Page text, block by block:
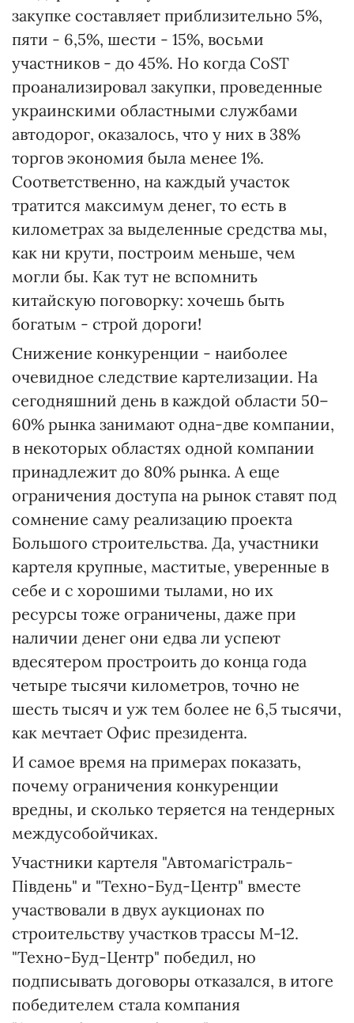
закупке составляет приблизительно 5%,
пяти - 6,5%, шести - 15%, восьми
участников - до 45%. Но когда CoST
проанализировал закупки, проведенные
украинскими областными службами
автодорог, оказалось, что у них в 38%
торгов экономия была менее 1%.
Соответственно, на каждый участок
тратится максимум денег, то есть в
километрах за выделенные средства мы,
как ни крути, построим меньше, чем
могли бы. Как тут не вспомнить
китайскую поговорку: хочешь быть
богатым - строй дороги!
Снижение конкуренции - наиболее
очевидное следствие картелизации. На
сегодняшний день в каждой области 50–
60% рынка занимают одна-две компании,
в некоторых областях одной компании
принадлежит до 80% рынка. А еще
ограничения доступа на рынок ставят под
сомнение саму реализацию проекта
Большого строительства. Да, участники
картеля крупные, маститые, уверенные в
себе и с хорошими тылами, но их
ресурсы тоже ограничены, даже при
наличии денег они едва ли успеют
вдесятером простроить до конца года
четыре тысячи километров, точно не
шесть тысяч и уж тем более не 6,5 тысячи,
как мечтает Офис президента.
И самое время на примерах показать,
почему ограничения конкуренции
вредны, и сколько теряется на тендерных
междусобойчиках.
Участники картеля "Автомагістраль-
Південь" и "Техно-Буд-Центр" вместе
участвовали в двух аукционах по
строительству участков трассы М-12.
"Техно-Буд-Центр" победил, но
подписывать договоры отказался, в итоге
победителем стала компания